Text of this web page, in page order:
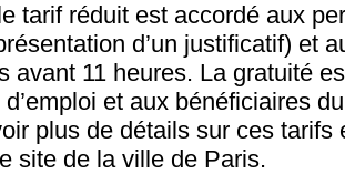
tarif réduit est accordé aux
d’un justificatif) et
avant 11 heures. La gratuité
et aux bénéficiaires
plus de détails sur ces tarifs
site de la ville de Paris.